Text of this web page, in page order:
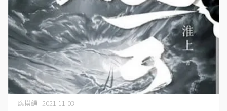
腐摸編 | 2021-11-03